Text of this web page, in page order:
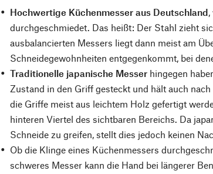
Hochwertige Küchenmesser aus Deutschland
durchgeschmiedet. Das heißt: Der Stahl zieht
ausbalancierten Messers liegt dann meist am
Schneidegewohnheiten entgegenkommt, bei
Traditionelle japanische Messerhingegen
Zustand in den Griff gesteckt und hält auch
die Griffe meist aus leichtem Holz gefertigt
hinteren Viertel des sichtbaren Bereichs. Da
Schneide zu greifen, stellt dies jedoch keinen
Ob die Klinge eines Küchenmessers
schweres Messer kann die Hand bei längerer